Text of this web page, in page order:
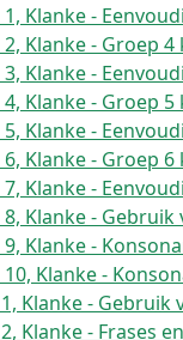
Klanke -
2, Klanke - Groep
Klanke -
4, Klanke - Groep
Klanke -
6, Klanke - Groep
Klanke -
Klanke - Gebruik
Klanke -
Klanke -
Klanke - Gebruik
Klanke - Frases